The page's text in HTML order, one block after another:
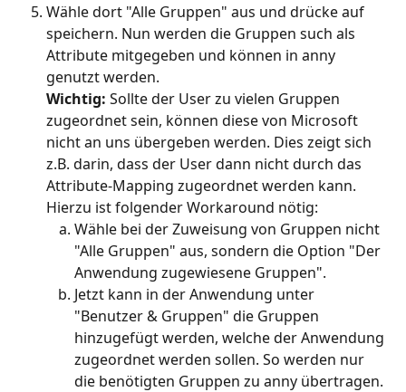
Wähle dort "Alle Gruppen" aus und drücke auf
speichern. Nun werden die Gruppen such als
Attribute mitgegeben und können in anny
genutzt werden.
Wichtig: Sollte der User zu vielen Gruppen
zugeordnet sein, können diese von Microsoft
nicht an uns übergeben werden. Dies zeigt sich
z.B. darin, dass der User dann nicht durch das
Attribute-Mapping zugeordnet werden kann.
Hierzu ist folgender Workaround nötig:
Wähle bei der Zuweisung von Gruppen nicht
"Alle Gruppen" aus, sondern die Option "Der
Anwendung zugewiesene Gruppen".
Jetzt kann in der Anwendung unter
"Benutzer & Gruppen" die Gruppen
hinzugefügt werden, welche der Anwendung
zugeordnet werden sollen. So werden nur
die benötigten Gruppen zu anny übertragen.